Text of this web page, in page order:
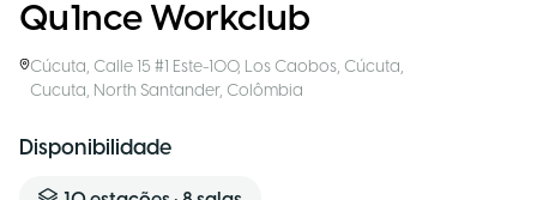
Qu1nce Workclub
Cúcuta, Calle 15 #1 Este-100, Los Caobos, Cúcuta,
Cucuta, North Santander, Colômbia
Disponibilidade